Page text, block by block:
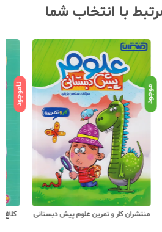
با انتخاب شما
ناموجود
کلاغ سپید شاهکار علوم پیش دبستانی